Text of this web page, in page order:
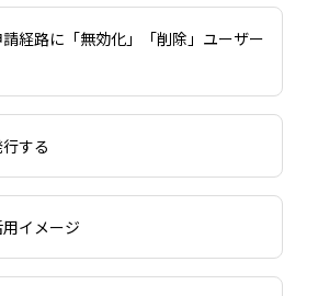
経路に「無効化」「削除」ユーザー
する
イメージ